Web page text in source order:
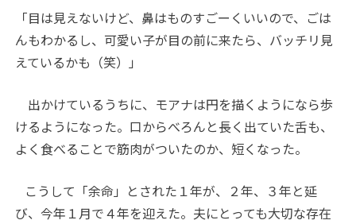
「目は見えないけど、鼻はものすごーくいいので、ごは
んもわかるし、可愛い子が目の前に来たら、バッチリ見
えているかも（笑）」
出かけているうちに、モアナは円を描くようになら歩
けるようになった。口からべろんと長く出ていた舌も、
よく食べることで筋肉がついたのか、短くなった。
こうして「余命」とされた１年が、２年、３年と延
び、今年１月で４年を迎えた。夫にとっても大切な存在